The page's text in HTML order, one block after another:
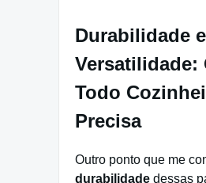
Durabilidade e
Versatilidade:
Todo
Precisa
Outro ponto que me
durabilidade dessas